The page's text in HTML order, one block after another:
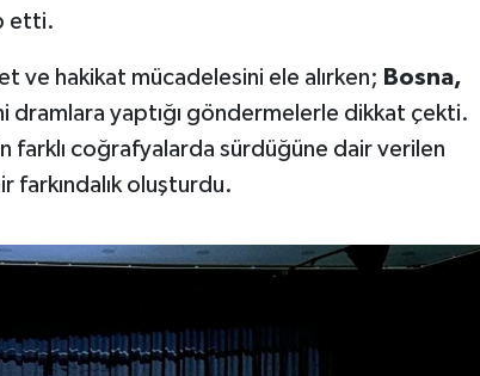
etti.
ve hakikat mücadelesini ele alırken; Bosna,
dramlara yaptığı göndermelerle dikkat çekti.
farklı coğrafyalarda sürdüğüne dair verilen
farkındalık oluşturdu.